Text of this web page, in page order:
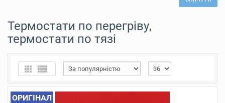
Термостати по перегріву,
термостати по тязі
ОРИГІНАЛ